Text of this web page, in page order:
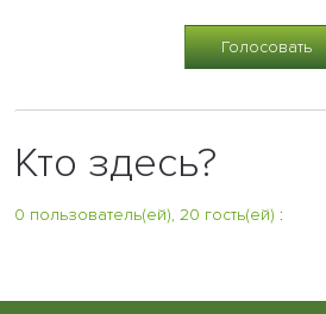
Кто здесь?
0 пользователь(ей), 20 гость(ей) :